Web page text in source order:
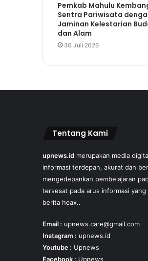
Pemkab Mahulu
Sentra Pariwisata
Jaminan Kelestarian
dan Alam
30 Juli 2026
Tentang Kami
upnews.id merupakan media
informasi terdepan, akurat dan
mengedepankan pembelajaran
tersesat pada arus informasi
berita hoax..
Email : upnews.care@gmail.com
Instagram : upnews.id
Youtube : Upnews
Facebook : Upnews